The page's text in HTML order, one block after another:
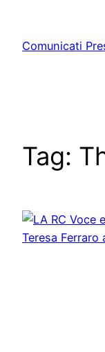
content
Comunicati
Tag: